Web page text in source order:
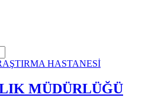
MÜDÜRLÜĞÜ